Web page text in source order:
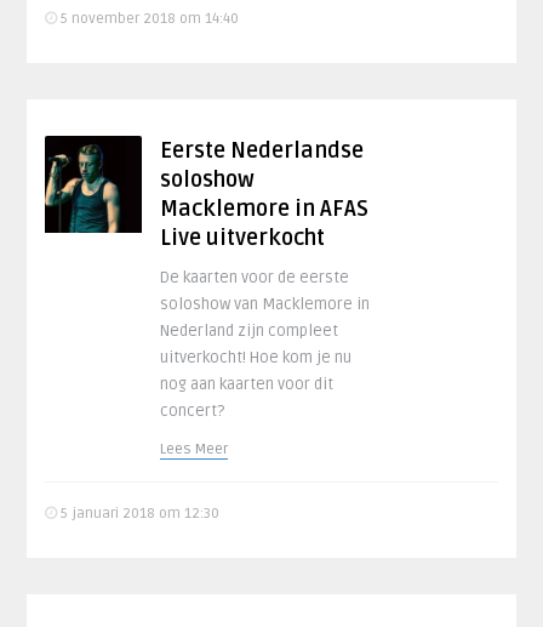
5 november 2018 om 14:40
Eerste Nederlandse
soloshow
Macklemore in AFAS
Live uitverkocht
De kaarten voor de eerste
soloshow van Macklemore in
Nederland zijn compleet
uitverkocht! Hoe kom je nu
nog aan kaarten voor dit
concert?
Lees Meer
5 januari 2018 om 12:30